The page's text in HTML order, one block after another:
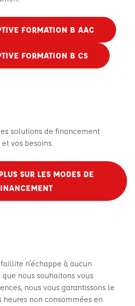
FORMATION B AAC
FORMATION B CS
solutions de financement
vos besoins.
SUR LES MODES DE
n'échappe à aucun
nous souhaitons vous
nous vous garantissons le
non consommées en